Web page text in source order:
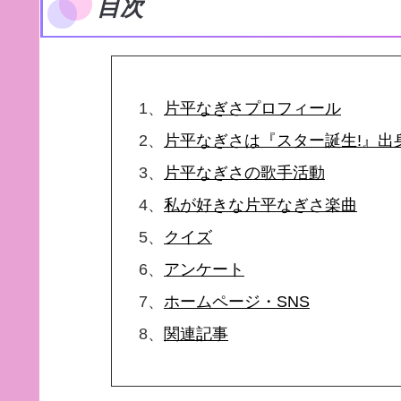
目次
1、 片平なぎさプロフィール
2、 片平なぎさは『スター誕生!』出
3、 片平なぎさの歌手活動
4、 私が好きな片平なぎさ楽曲
5、 クイズ
6、 アンケート
7、 ホームページ・SNS
8、 関連記事